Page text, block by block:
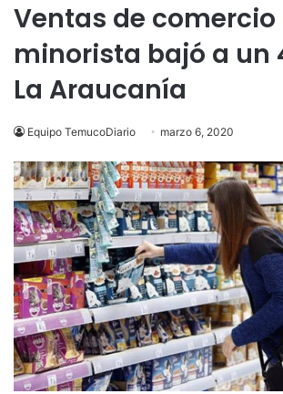
Ventas de comercio
minorista bajó a un
La Araucanía
Equipo TemucoDiario marzo 6, 2020